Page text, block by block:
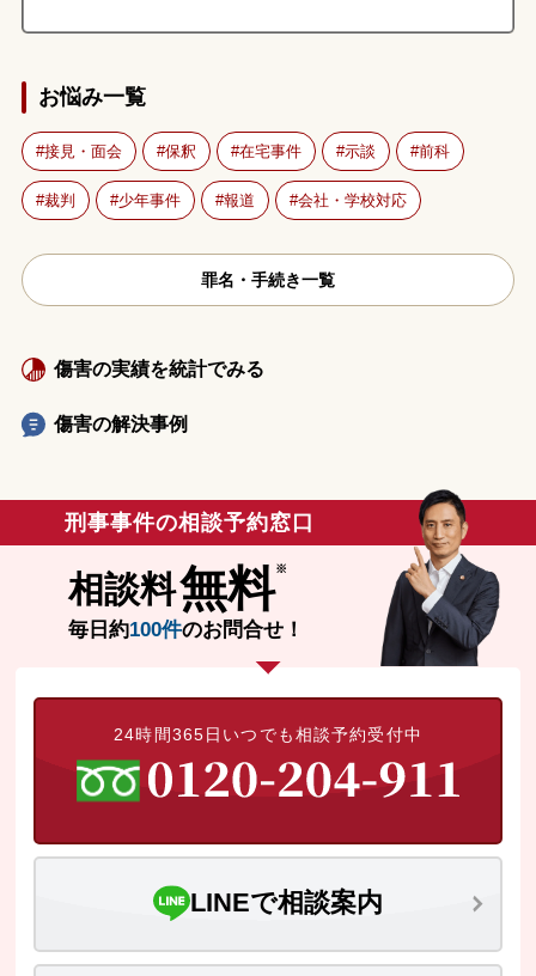
お悩み一覧
接見・面会 保釈 在宅事件 示談 前科
裁判 少年事件 報道 会社・学校対応
罪名・手続き一覧
傷害の実績を統計でみる
傷害の解決事例
刑事事件の相談予約窓口
相談料無料
毎日約100件のお問合せ！
24時間365日いつでも相談予約受付中
LINEで相談案内